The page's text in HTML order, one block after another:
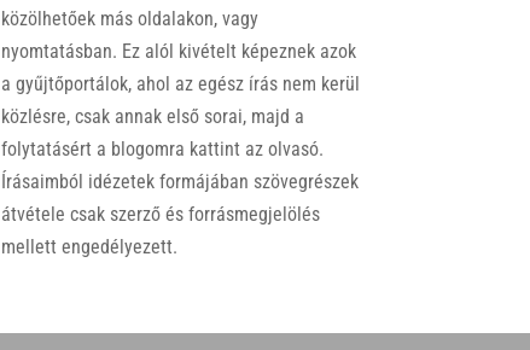
közölhetőek más oldalakon, vagy
nyomtatásban. Ez alól kivételt képeznek azok
a gyűjtőportálok, ahol az egész írás nem kerül
közlésre, csak annak első sorai, majd a
folytatásért a blogomra kattint az olvasó.
Írásaimból idézetek formájában szövegrészek
átvétele csak szerző és forrásmegjelölés
mellett engedélyezett.